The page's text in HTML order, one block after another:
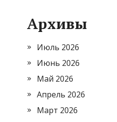
Архивы
Июль 2026
Июнь 2026
Май 2026
Апрель 2026
Март 2026